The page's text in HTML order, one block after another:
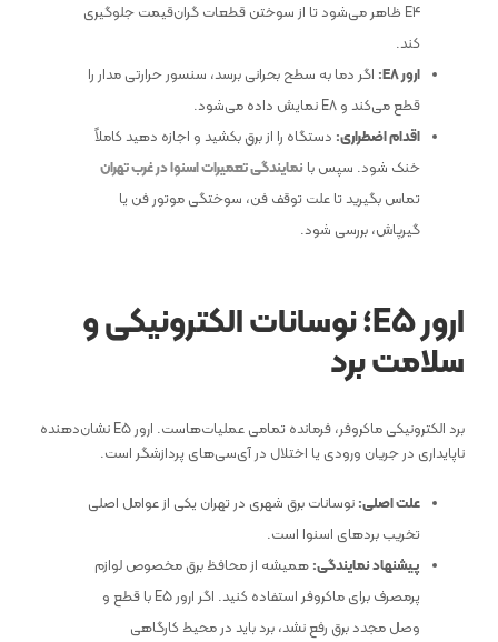
E4 ظاهر می‌شود تا از سوختن قطعات گران‌قیمت جلوگیری
کند.
ارورE8
: اگر دما به سطح بحرانی برسد، سنسور حرارتی مدار را
قطع می‌کند و E8 نمایش داده می‌شود.
اقدام اضطراری: دستگاه را از برق بکشید و اجازه دهید کاملاً
خنک شود. سپس با نمایندگی تعمیرات اسنوا در غرب تهران
تماس بگیرید تا علت توقف فن، سوختگی موتور فن یا
گیرپاش، بررسی شود.
ارورE5؛ نوسانات الکترونیکی و
سلامت برد
برد الکترونیکی ماکروفر، فرمانده تمامی عملیات‌هاست. ارور E5 نشان‌دهنده
ناپایداری در جریان ورودی یا اختلال در آی‌سی‌های پردازشگر است.
علت اصلی: نوسانات برق شهری در تهران یکی از عوامل اصلی
تخریب بردهای اسنوا است.
پیشنهاد نمایندگی: همیشه از محافظ برق مخصوص لوازم
پرمصرف برای ماکروفر استفاده کنید. اگر ارور E5 با قطع و
وصل مجدد برق رفع نشد، برد باید در محیط کارگاهی